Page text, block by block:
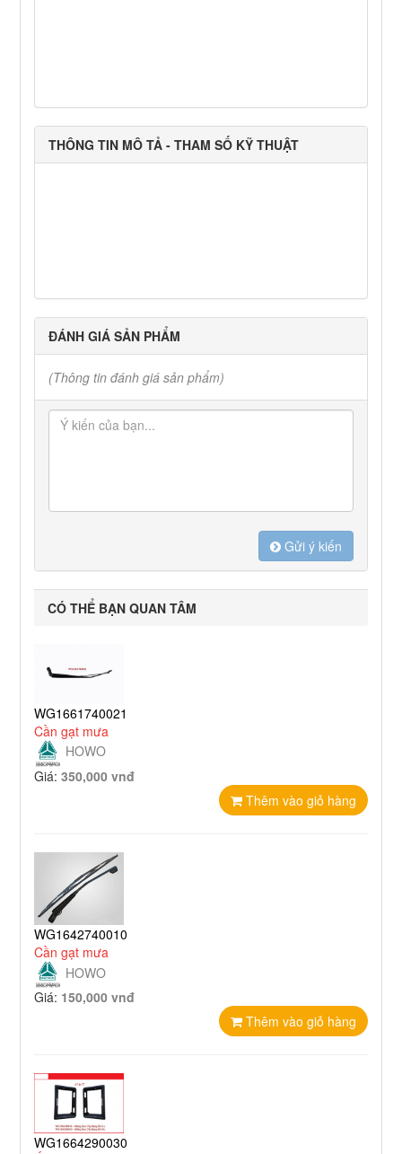
THÔNG TIN MÔ TẢ - THAM SỐ KỸ THUẬT
ĐÁNH GIÁ SẢN PHẨM
(Thông tin đánh giá sản phẩm)
Gửi ý kiến
CÓ THỂ BẠN QUAN TÂM
WG1661740021
Cần gạt mưa
HOWO
Giá:350,000 vnđ
Thêm vào giỏ hàng
WG1642740010
Cần gạt mưa
HOWO
Giá: 150,000 vnđ
Thêm vào giỏ hàng
WG1664290030